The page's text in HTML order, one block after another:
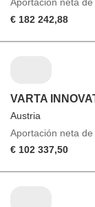
€ 182 242,88
VARTA
Austria
Aportación neta de
€ 102 337,50